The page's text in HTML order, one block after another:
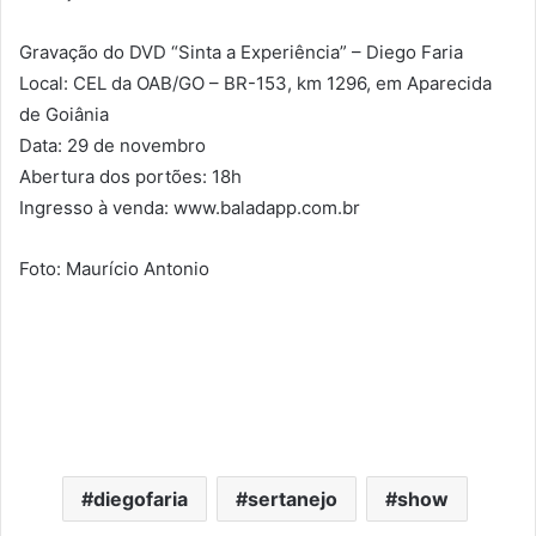
Gravação do DVD “Sinta a Experiência” – Diego Faria
Local: CEL da OAB/GO – BR-153, km 1296, em Aparecida
de Goiânia
Data: 29 de novembro
Abertura dos portões: 18h
Ingresso à venda: www.baladapp.com.br
Foto: Maurício Antonio
diegofaria sertanejo show